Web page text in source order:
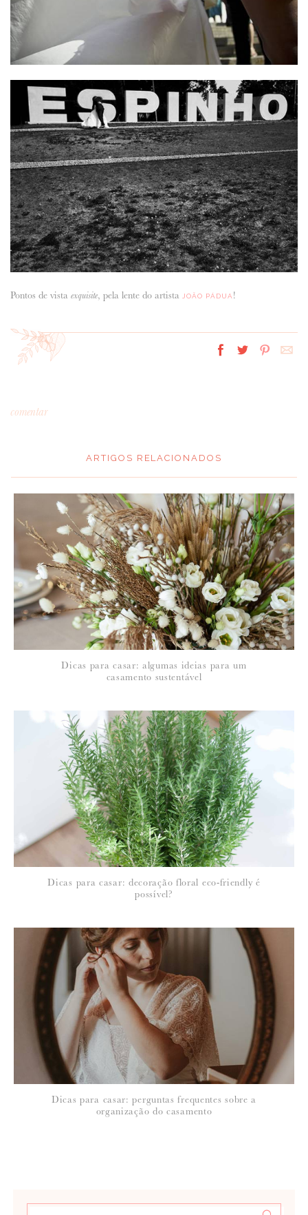
Pontos de vista exquisite, pela lente do artista JOÃO PÁDUA !
comentar
NOME*:
Para saber como tratamos e protegemos os seus dados, leia a nossa
política de privacidade
ARTIGOS RELACIONADOS
Dicas para casar: algumas ideias para um
casamento sustentável
Dicas para casar: decoração floral eco-friendly é
possível?
Dicas para casar: perguntas frequentes sobre a
organização do casamento